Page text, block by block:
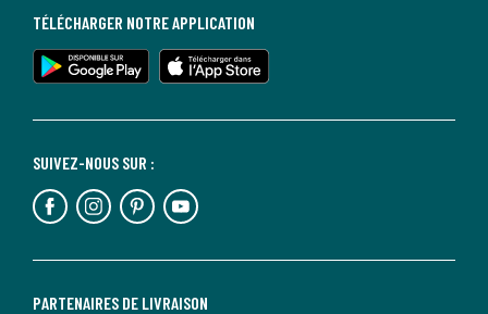
PARTENAIRES DE LIVRAISON
SUIVEZ-NOUS SUR :
TÉLÉCHARGER NOTRE APPLICATION